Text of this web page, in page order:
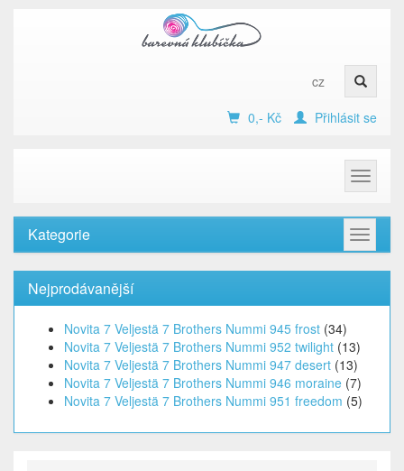
cz
0,- Kč Přihlásit se
Toggle
Toggle
Kategorie
Nejprodávanější
Novita 7 Veljestä 7 Brothers Nummi 945 frost (34)
Novita 7 Veljestä 7 Brothers Nummi 952 twilight (13)
Novita 7 Veljestä 7 Brothers Nummi 947 desert (13)
Novita 7 Veljestä 7 Brothers Nummi 946 moraine (7)
Novita 7 Veljestä 7 Brothers Nummi 951 freedom (5)